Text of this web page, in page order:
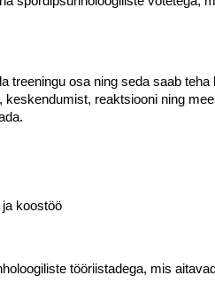
treeningu osa ning seda saab
keskendumist, reaktsiooni ning
koostöö
tööriistadega, mis